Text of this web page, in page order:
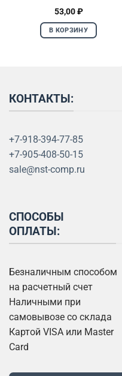
53,00₽
В КОРЗИНУ
КОНТАКТЫ:
+7-918-394-77-85
+7-905-408-50-15
sale@nst-comp.ru
СПОСОБЫ
ОПЛАТЫ:
Безналичным способом
на расчетный счет
Наличными при
самовывозе со склада
Картой VISA или Master
Card